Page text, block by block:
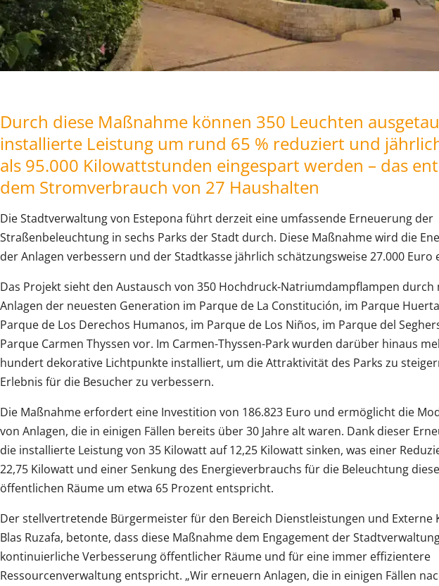
Durch diese Maßnahme können 350 Leuchten
installierte Leistung um rund 65 % reduziert und
als 95.000 Kilowattstunden eingespart werden – das
dem Stromverbrauch von 27 Haushalten
Die Stadtverwaltung von Estepona führt derzeit eine umfassende Erneuerung der
Straßenbeleuchtung in sechs Parks der Stadt durch. Diese Maßnahme wird die
der Anlagen verbessern und der Stadtkasse jährlich schätzungsweise 27.000 Euro
Das Projekt sieht den Austausch von 350 Hochdruck-Natriumdampflampen durch
Anlagen der neuesten Generation im Parque de La Constitución, im Parque
Parque de Los Derechos Humanos, im Parque de Los Niños, im Parque del
Parque Carmen Thyssen vor. Im Carmen-Thyssen-Park wurden darüber hinaus
hundert dekorative Lichtpunkte installiert, um die Attraktivität des Parks zu
Erlebnis für die Besucher zu verbessern.
Die Maßnahme erfordert eine Investition von 186.823 Euro und ermöglicht die
von Anlagen, die in einigen Fällen bereits über 30 Jahre alt waren. Dank dieser
die installierte Leistung von 35 Kilowatt auf 12,25 Kilowatt sinken, was einer
22,75 Kilowatt und einer Senkung des Energieverbrauchs für die Beleuchtung
öffentlichen Räume um etwa 65 Prozent entspricht.
Der stellvertretende Bürgermeister für den Bereich Dienstleistungen und Externe
Blas Ruzafa, betonte, dass diese Maßnahme dem Engagement der
kontinuierliche Verbesserung öffentlicher Räume und für eine immer effizientere
Ressourcenverwaltung entspricht. „Wir erneuern Anlagen, die in einigen Fällen